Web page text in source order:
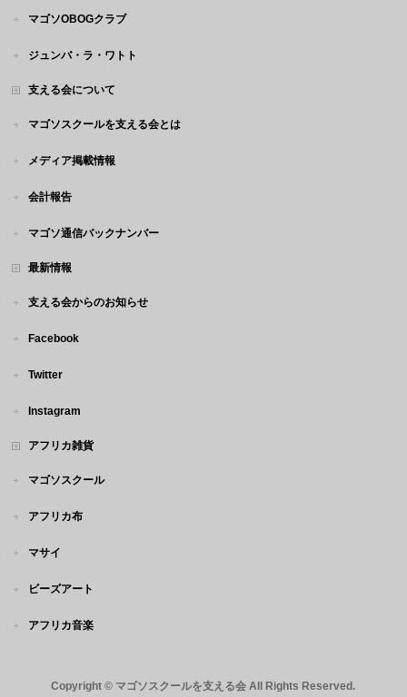
マゴソOBOGクラブ
ジュンバ・ラ・ワトト
支える会について
マゴソスクールを支える会とは
メディア掲載情報
会計報告
マゴソ通信バックナンバー
最新情報
支える会からのお知らせ
Facebook
Twitter
Instagram
アフリカ雑貨
マゴソスクール
アフリカ布
マサイ
ビーズアート
アフリカ音楽
Copyright © マゴソスクールを支える会 All Rights Reserved.